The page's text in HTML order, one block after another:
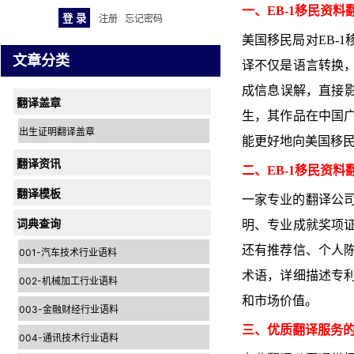
注册 忘记密码
文章分类
翻译盖章
出生证明翻译盖章
翻译资讯
翻译模板
词典查询
001-汽车技术行业语料
002-机械加工行业语料
003-金融财经行业语料
004-通讯技术行业语料
一、EB-1移民资料
美国移民局对EB-1
译不仅是语言转换
成信息误解，直接
生，其作品在中国
能更好地向美国移
二、EB-1移民资料
一家专业的翻译公
明、专业成就奖项
还有推荐信、个人
术语，详细描述专
和市场价值。
三、优质翻译服务